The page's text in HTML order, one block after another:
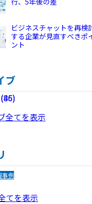
ビジネスチャットを再検
する企業が見直すべきポ
ント
ブ
全てを表示
事例
てを表示